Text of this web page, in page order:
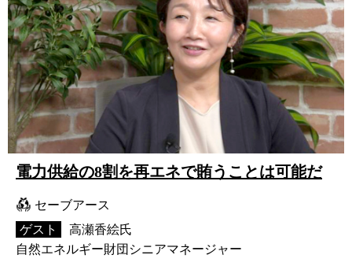
電力供給の8割を再エネで賄うことは可能だ
セーブアース
ゲスト
高瀬香絵氏
自然エネルギー財団シニアマネージャー